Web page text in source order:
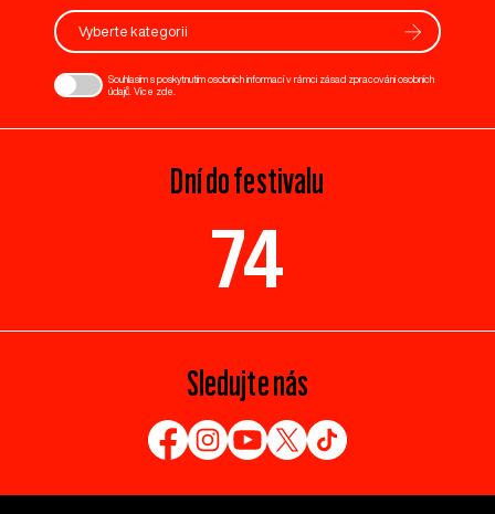
Vyberte kategorii
Souhlasím s poskytnutím osobních informací v rámci zásad zpracování osobních
údajů. Více zde
Dní do festivalu
74
Sledujte nás